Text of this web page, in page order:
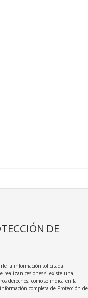
DE
la información solicitada;
realizan cesiones si existe una
derechos, como se indica en la
completa de Protección de